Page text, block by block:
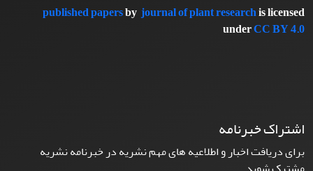
published papersbyjournal of plant researchis licensed
underCC BY 4.0
اشتراک خبرنامه
برای دریافت اخبار و اطلاعیه های مهم نشریه در خبرنامه نشریه